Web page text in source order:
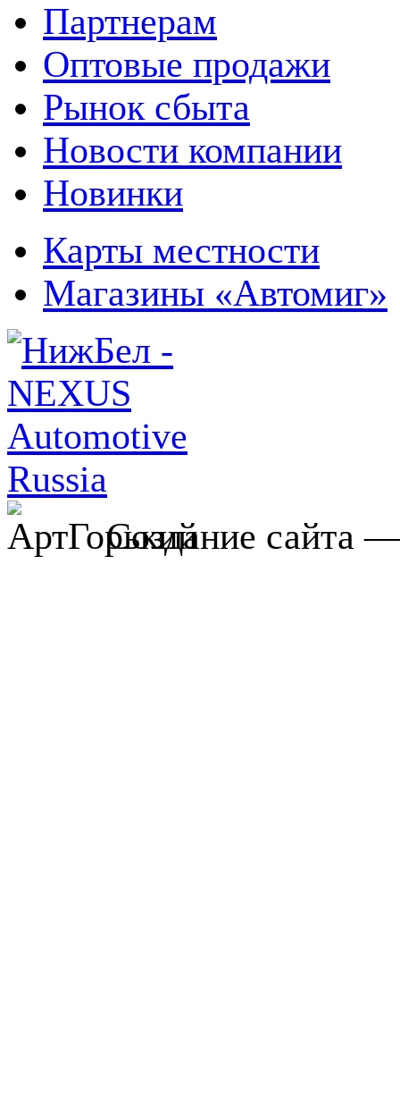
Партнерам
Оптовые продажи
Рынок сбыта
Новости компании
Новинки
Карты местности
Магазины «Автомиг»
Создание сайта